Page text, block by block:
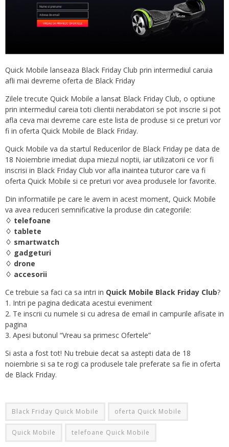
Quick Mobile lanseaza Black Friday Club prin intermediul caruia
afli mai devreme oferta de Black Friday
Zilele trecute Quick Mobile a lansat Black Friday Club, o optiune
prin intermediul careia toti clientii nerabdatori se pot inscrie si pot
afla ceva mai devreme care este lista de produse si ce preturi vor
fi in oferta Quick Mobile de Black Friday.
Quick Mobile va da startul Reducerilor de Black Friday pe data de
18 Noiembrie imediat dupa miezul noptii, iar utilizatorii ce vor fi
inscrisi in Black Friday Club vor afla inaintea tuturor care va fi
oferta Quick Mobile si ce preturi vor avea produsele lor favorite.
Din informatiile pe care le avem in acest moment, Quick Mobile
va avea reduceri semnificative la produse din categoriile:
♢ telefoane
♢ tablete
♢ smartwatch
♢ gadgeturi
♢ drone
♢ accesorii
Ce trebuie sa faci ca sa intri in Quick Mobile Black Friday Club?
1. Intri pe pagina dedicata acestui eveniment
2. Te inscrii cu numele si cu adresa de email in campurile afisate in
pagina
3. Apesi butonul “Vreau sa primesc Ofertele”
Si asta a fost tot! Nu trebuie decat sa astepti data de 18
noiembrie si sa te rogi ca produsele tale preferate sa fie in oferta
de Black Friday.
Black Friday Quick Mobile oferta Quick Mobile
Quick Mobile telefoane Quick Mobile